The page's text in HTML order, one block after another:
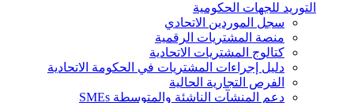
التوريد للجهات الحكومية
سجل الموردين الاتحادي
منصة المشتريات الرقمية
كتالوج المشتريات الاتحادية
دليل إجراءات المشتريات في الحكومة الاتحادية
الفرص التجارية الحالية
دعم المنشآت الناشئة والمتوسطة SMEs